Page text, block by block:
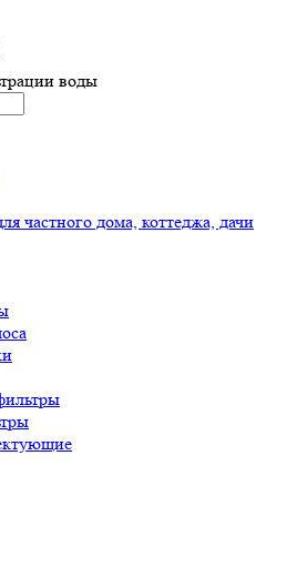
воды
частного дома, коттеджа, дачи